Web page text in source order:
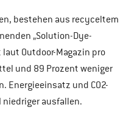
bestehen aus recyceltem
„Solution-Dye-
Outdoor-Magazin pro
und 89 Prozent weniger
Energieeinsatz und CO2-
ausfallen.